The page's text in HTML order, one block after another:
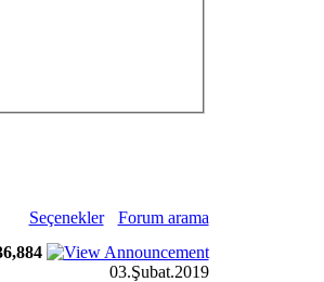
Seçenekler
Forum arama
03.Şubat.2019